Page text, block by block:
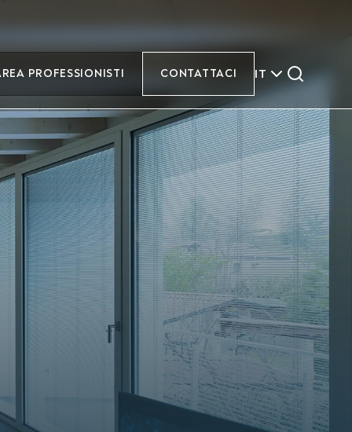
PROFESSIONISTI CONTATTACI IT